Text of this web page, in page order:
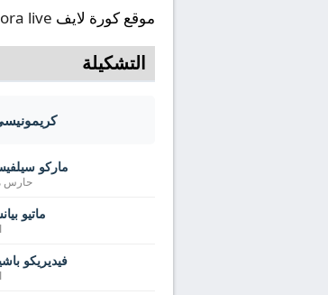
موقع كورة لايف live
التشكيلة
ماركو
حارس
ماتيو
فيديريكو